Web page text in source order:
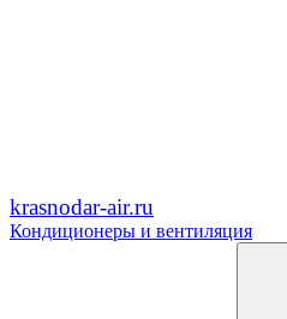
krasnodar-air.ru
Кондиционеры и вентиляция